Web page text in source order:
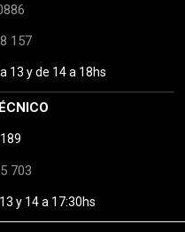
157
13 y de 14 a 18hs
703
y 14 a 17:30hs